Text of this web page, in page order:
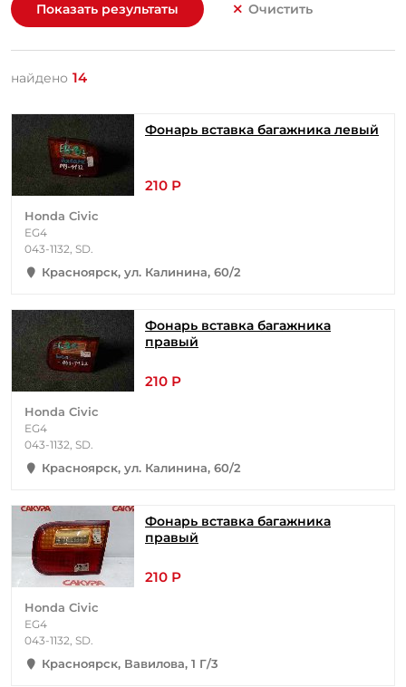
Показать результаты Очистить
найдено 14
Фонарь вставка багажника левый
210 Р
Honda Civic
EG4
043-1132, SD.
Красноярск, ул. Калинина, 60/2
Фонарь вставка багажника
правый
210 Р
Honda Civic
EG4
043-1132, SD.
Красноярск, ул. Калинина, 60/2
Фонарь вставка багажника
правый
210 Р
Honda Civic
EG4
043-1132, SD.
Красноярск, Вавилова, 1 Г/3